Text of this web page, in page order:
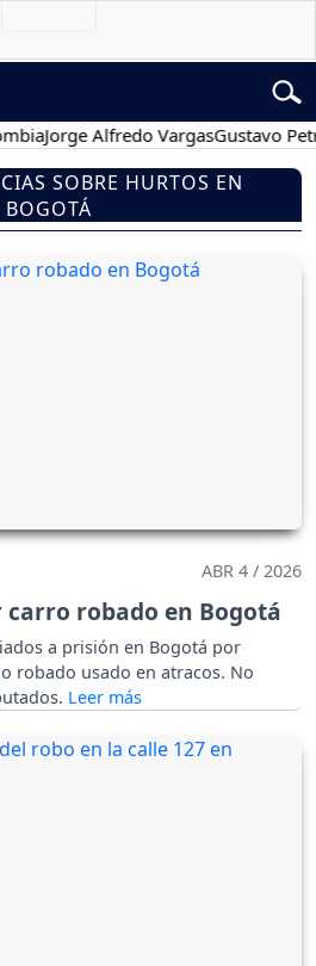
Alfredo VargasGustavo Petro
SOBRE HURTOS EN
BOGOTÁ
ABR 4 / 2026
robado en Bogotá
a prisión en Bogotá por
robado usado en atracos. No